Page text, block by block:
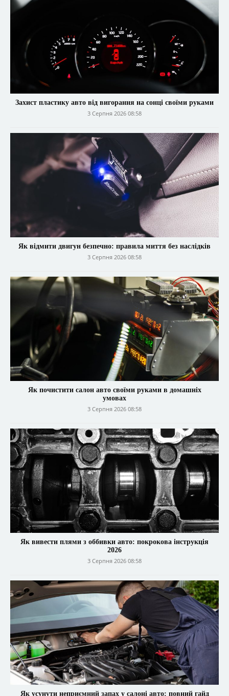
Захист пластику авто від вигорання на сонці своїми руками
3 Серпня 2026 08:58
Як відмити двигун безпечно: правила миття без наслідків
3 Серпня 2026 08:58
Як почистити салон авто своїми руками в домашніх
умовах
3 Серпня 2026 08:58
Як вивести плями з оббивки авто: покрокова інструкція
2026
3 Серпня 2026 08:58
Як усунути неприємний запах у салоні авто: повний гайд